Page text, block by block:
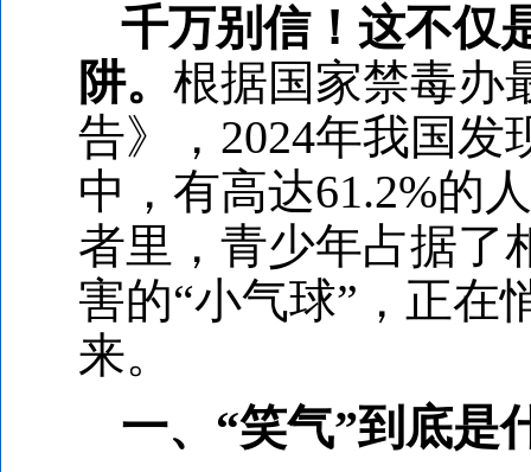
千万别信！这不仅
阱。 根据国家禁毒办
告》，2024年我国
中，有高达61.2%的
者里，青少年占据了
害的“小气球”，正在
来。
一、“笑气”到底是